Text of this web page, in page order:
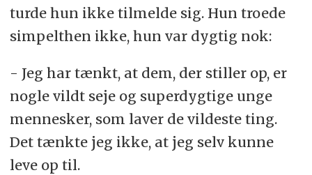
· Forsøgspersonerne fik 200 mg koffein i
tabletform
· 12 timer senere blev der taget en urinprøve
· CYP1A2-aktiviteten blev målt via forholdet
mellem koffein og nedbrydningsproduktet
paraxanthin
Testen blev udført to gange for hver deltager:
turde hun ikke tilmelde sig. Hun troede
simpelthen ikke, hun var dygtig nok:
- Jeg har tænkt, at dem, der stiller op, er
nogle vildt seje og superdygtige unge
mennesker, som laver de vildeste ting.
Det tænkte jeg ikke, at jeg selv kunne
leve op til.